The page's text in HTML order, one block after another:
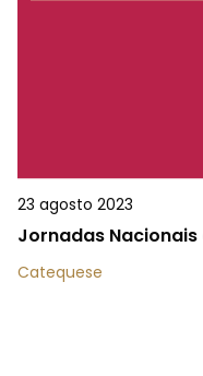
23 agosto 2023
Jornadas
Catequese